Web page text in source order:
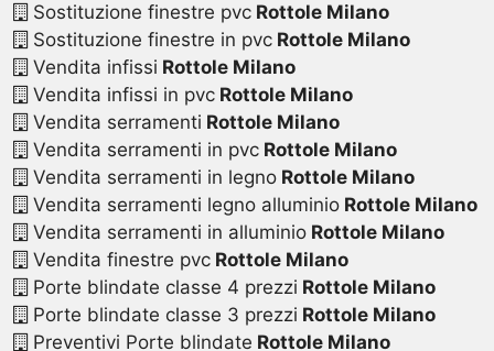
Sostituzione finestre pvcRottole Milano
Sostituzione finestre in pvcRottole Milano
Vendita infissi Rottole Milano
Vendita infissi in pvcRottole Milano
Vendita serramenti Rottole Milano
Vendita serramenti in pvcRottole Milano
Vendita serramenti in legnoRottole Milano
Vendita serramenti legno alluminioRottole Milano
Vendita serramenti in alluminioRottole Milano
Vendita finestre pvcRottole Milano
Porte blindate classe 4 prezzi Rottole Milano
Porte blindate classe 3 prezzi Rottole Milano
Preventivi Porte blindate Rottole Milano